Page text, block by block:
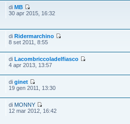
diMB
30 apr 2015, 16:32
diRidermarchino
8 set 2011, 8:55
diLacombriccoladelfiasco
4 apr 2013, 13:57
diginet
19 gen 2011, 13:30
di MONNY
12 mar 2012, 16:42